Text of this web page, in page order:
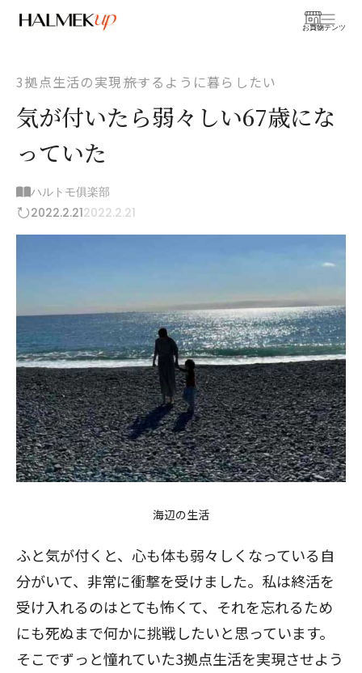
お買物
コンテンツ
3拠点生活の実現――旅するように暮らしたい
気が付いたら弱々しい67歳にな
っていた
ハルトモ俱楽部
2022.2.212022.2.21
海辺の生活
ふと気が付くと、心も体も弱々しくなっている自
分がいて、非常に衝撃を受けました。私は終活を
受け入れるのはとても怖くて、それを忘れるため
にも死ぬまで何かに挑戦したいと思っています。
そこでずっと憧れていた3拠点生活を実現させよう